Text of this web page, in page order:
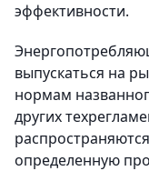
эффективности.
выпускаться на
нормам
других
определенную